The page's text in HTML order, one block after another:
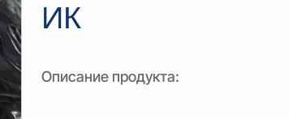
ИК
Описание продукта: